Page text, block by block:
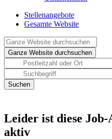
Stellenangebote
Gesamte Website
Leider ist diese
aktiv